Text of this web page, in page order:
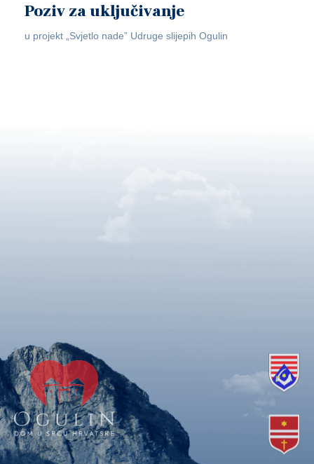
Poziv za uključivanje
u projekt „Svjetlo nade” Udruge slijepih Ogulin